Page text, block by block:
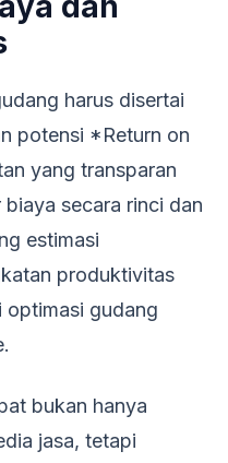
harus disertai
potensi *Return on
yang transparan
secara rinci dan
estimasi
produktivitas
optimasi gudang
bukan hanya
jasa, tetapi